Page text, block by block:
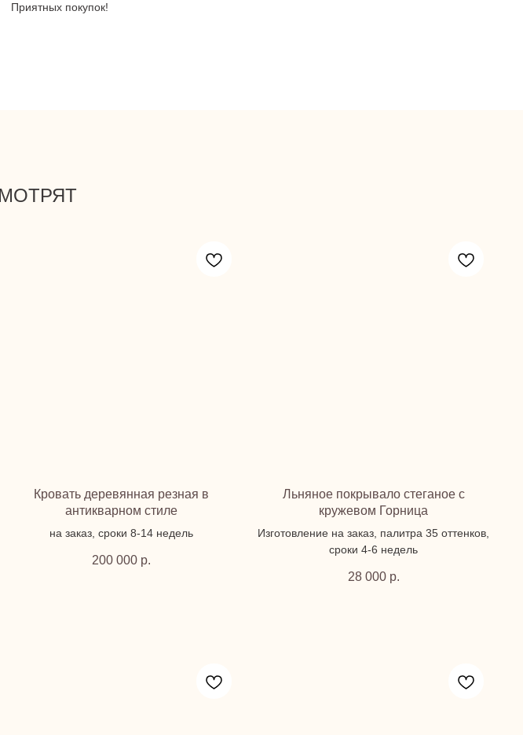
Приятных покупок!
Кровать деревянная резная в
антикварном стиле
на заказ, сроки 8-14 недель
200 000 р.
Льняное покрывало стеганое с
кружевом Горница
Изготовление на заказ, палитра 35 оттенков,
сроки 4-6 недель
28 000 р.